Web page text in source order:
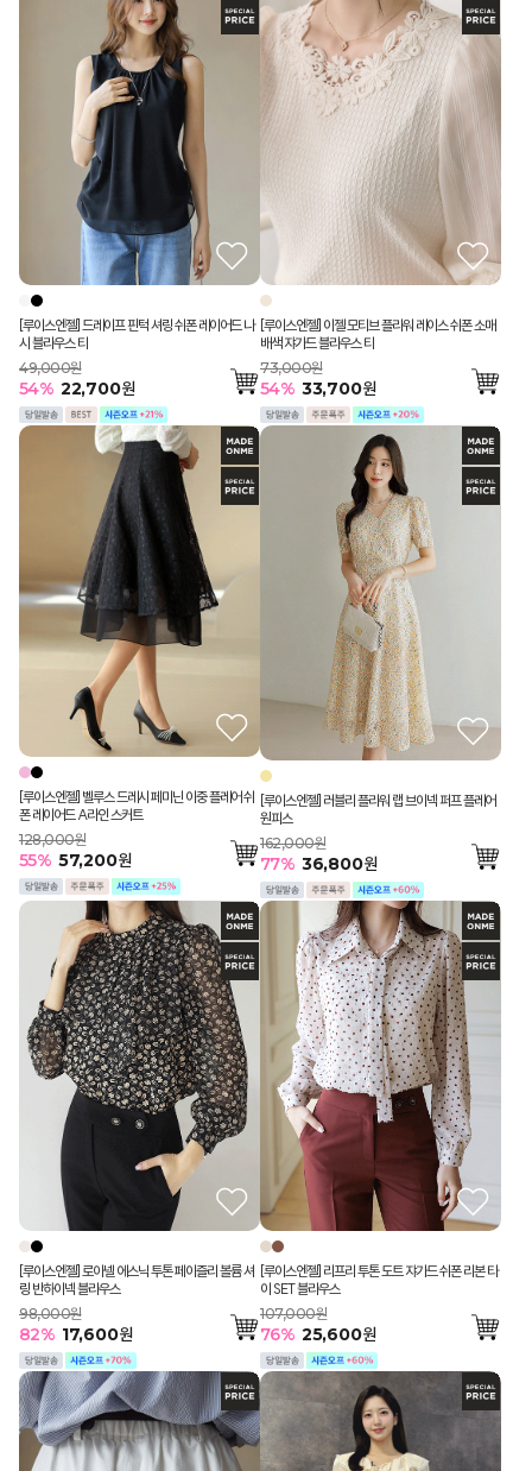
[루이스엔젤] 드레이프 핀턱 셔링 쉬폰 레이어드 나
시 블라우스 티
49,000원
54% 22,700원
[루이스엔젤] 이젤 모티브 플라워 레이스 쉬폰 소매
배색 쟈가드 블라우스 티
73,000원
54% 33,700원
[루이스엔젤] 벨루스 드레시 페미닌 이중 플레어 쉬
폰 레이어드 A라인 스커트
128,000원
55% 57,200원
[루이스엔젤] 러블리 플라워 랩 브이넥 퍼프 플레어
원피스
162,000원
77% 36,800원
[루이스엔젤] 로아넬 에스닉 투톤 페이즐리 볼륨 셔
링 반하이넥 블라우스
98,000원
82% 17,600원
[루이스엔젤] 리프리 투톤 도트 쟈가드 쉬폰 리본 타
이 SET 블라우스
107,000원
76% 25,600원